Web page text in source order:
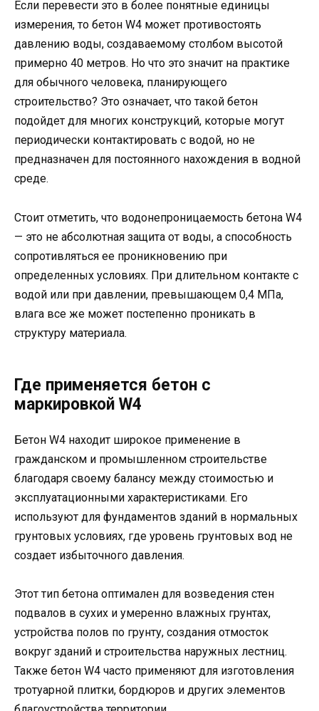
Если перевести это в более понятные единицы
измерения, то бетон W4 может противостоять
давлению воды, создаваемому столбом высотой
примерно 40 метров. Но что это значит на практике
для обычного человека, планирующего
строительство? Это означает, что такой бетон
подойдет для многих конструкций, которые могут
периодически контактировать с водой, но не
предназначен для постоянного нахождения в водной
среде.
Стоит отметить, что водонепроницаемость бетона W4
— это не абсолютная защита от воды, а способность
сопротивляться ее проникновению при
определенных условиях. При длительном контакте с
водой или при давлении, превышающем 0,4 МПа,
влага все же может постепенно проникать в
структуру материала.
Где применяется бетон с
маркировкой W4
Бетон W4 находит широкое применение в
гражданском и промышленном строительстве
благодаря своему балансу между стоимостью и
эксплуатационными характеристиками. Его
используют для фундаментов зданий в нормальных
грунтовых условиях, где уровень грунтовых вод не
создает избыточного давления.
Этот тип бетона оптимален для возведения стен
подвалов в сухих и умеренно влажных грунтах,
устройства полов по грунту, создания отмосток
вокруг зданий и строительства наружных лестниц.
Также бетон W4 часто применяют для изготовления
тротуарной плитки, бордюров и других элементов